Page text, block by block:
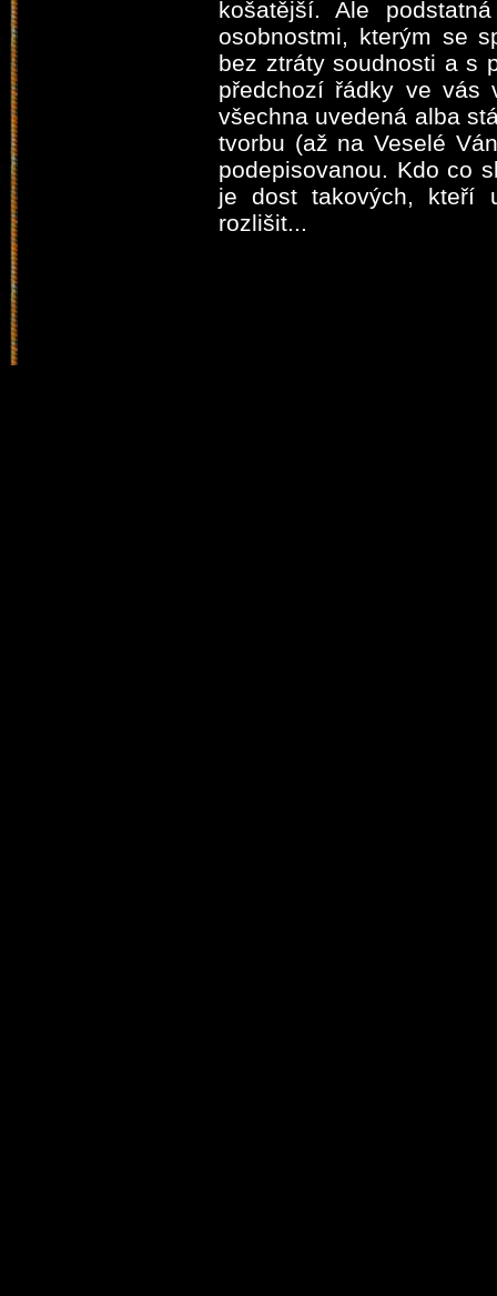
košatější. Ale
osobnostmi, kterým se
bez ztráty soudnosti a s
předchozí řádky ve vás
všechna uvedená alba
tvorbu (až na Veselé
podepisovanou. Kdo co
je dost takových, kteří
rozlišit...